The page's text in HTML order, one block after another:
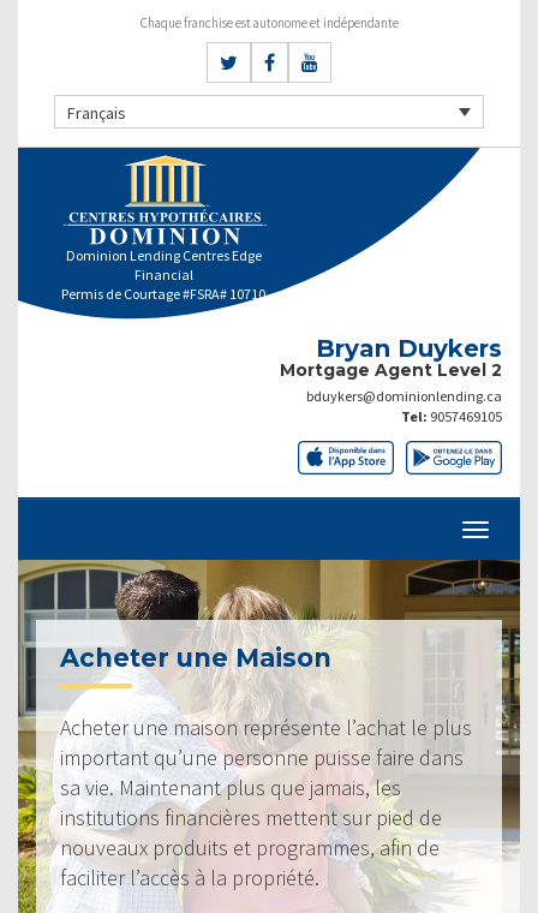
Chaque franchise est autonome et indépendante
Français
Dominion Lending Centres Edge
Financial
Permis de Courtage #FSRA# 10710
Bryan Duykers
Mortgage Agent Level 2
bduykers@dominionlending.ca
Tel: 9057469105
Acheter une Maison
Acheter une maison représente l’achat le plus
important qu’une personne puisse faire dans
sa vie. Maintenant plus que jamais, les
institutions financières mettent sur pied de
nouveaux produits et programmes, afin de
faciliter l’accès à la propriété.